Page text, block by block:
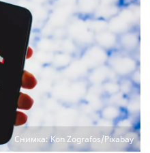
Снимка: Kon Zografos/Pixabay